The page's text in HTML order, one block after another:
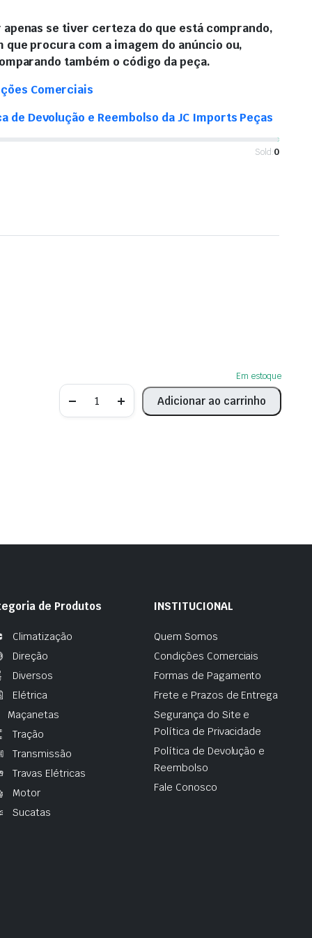
apenas se tiver certeza do que está comprando,
que procura com a imagem do anúncio ou,
também o código da peça.
Comerciais
de Devolução e Reembolso da JC Imports Peças
Sold:0
Em estoque
Adicionar ao carrinho
de Produtos
Climatização
Direção
Diversos
Elétrica
Maçanetas
Tração
Transmissão
Travas Elétricas
Motor
Sucatas
INSTITUCIONAL
Quem Somos
Condições Comerciais
Formas de Pagamento
Frete e Prazos de Entrega
Segurança do Site e
Política de Privacidade
Política de Devolução e
Reembolso
Fale Conosco